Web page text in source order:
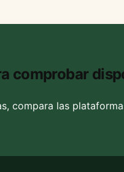
comprobar
compara las